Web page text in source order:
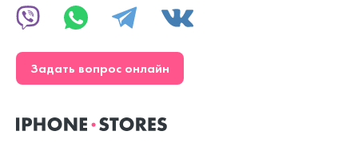
Задать вопрос онлайн